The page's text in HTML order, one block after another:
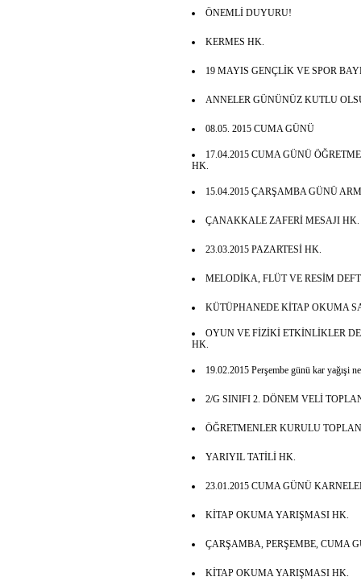
ÖNEMLİ DUYURU!
KERMES HK.
19 MAYIS GENÇLİK VE SPOR
ANNELER GÜNÜNÜZ KUTLU
08.05. 2015 CUMA GÜNÜ
17.04.2015 CUMA GÜNÜ
HK.
15.04.2015 ÇARŞAMBA GÜNÜ
ÇANAKKALE ZAFERİ MESAJI HK.
23.03.2015 PAZARTESİ HK.
MELODİKA, FLÜT VE RESİM
KÜTÜPHANEDE KİTAP OKUMA
OYUN VE FİZİKİ ETKİNLİKLER
HK.
19.02.2015 Perşembe günü kar yağışi
2/G SINIFI 2. DÖNEM VELİ
ÖĞRETMENLER KURULU
YARIYIL TATİLİ HK.
23.01.2015 CUMA GÜNÜ
KİTAP OKUMA YARIŞMASI HK.
ÇARŞAMBA, PERŞEMBE, CUMA
KİTAP OKUMA YARIŞMASI HK.